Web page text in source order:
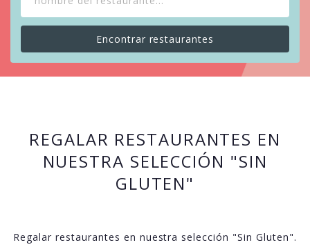
REGALAR RESTAURANTES EN
NUESTRA SELECCIÓN "SIN
GLUTEN"
Regalar restaurantes en nuestra selección "Sin Gluten".